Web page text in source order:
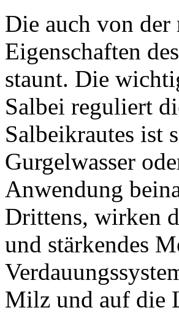
Die auch von
Eigenschaften
staunt. Die
Salbei reguliert
Salbeikrautes ist
Gurgelwasser
Anwendung
Drittens, wirken
und stärkendes
Milz und auf die